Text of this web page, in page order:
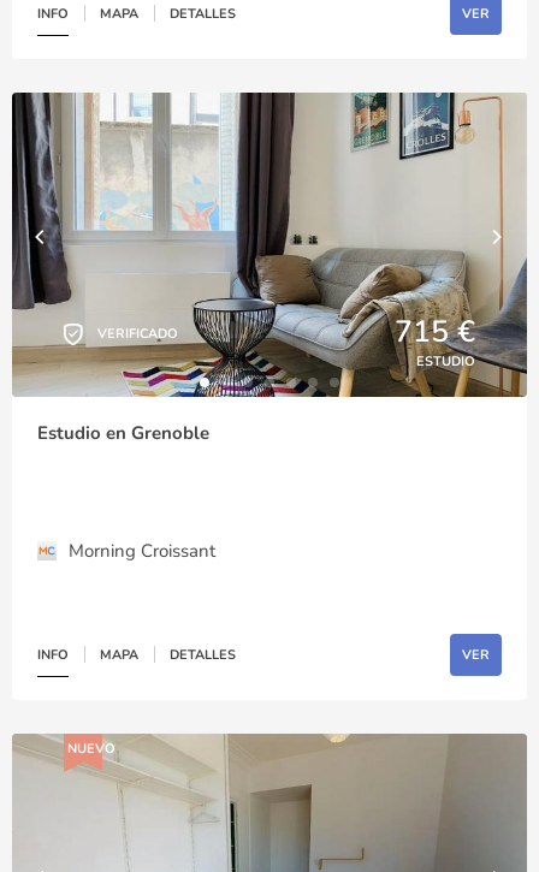
INFO MAPA DETALLES VER
VERIFICADO 715 €
ESTUDIO
Estudio en Grenoble
Morning Croissant
INFO MAPA DETALLES VER
NUEVO